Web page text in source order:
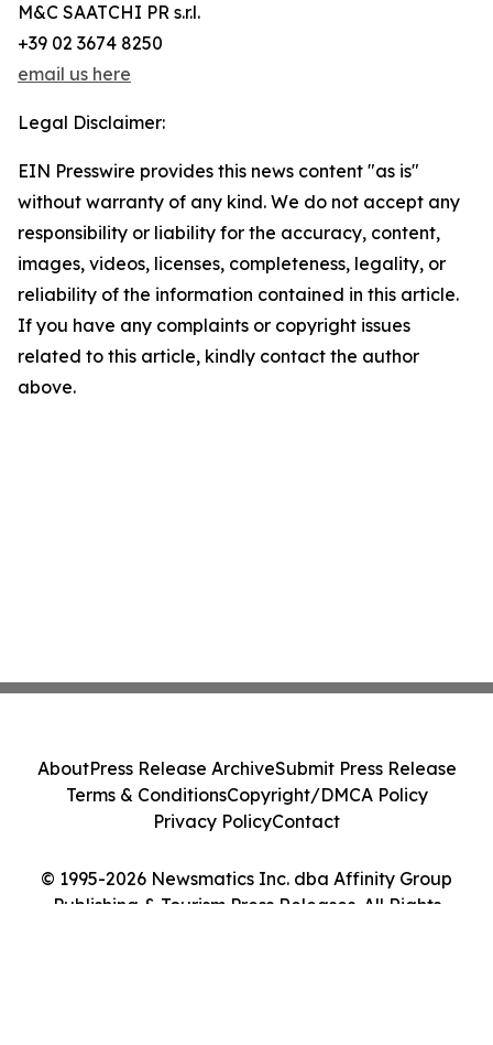
M&C SAATCHI PR s.r.l.
+39 02 3674 8250
email us here
Legal Disclaimer:
EIN Presswire provides this news content "as is"
without warranty of any kind. We do not accept any
responsibility or liability for the accuracy, content,
images, videos, licenses, completeness, legality, or
reliability of the information contained in this article.
If you have any complaints or copyright issues
related to this article, kindly contact the author
above.
© 1995-2026 Newsmatics Inc. dba Affinity Group
Publishing & Tourism Press Releases. All Rights
AboutPress Release ArchiveSubmit Press Release
Terms & ConditionsCopyright/DMCA Policy
Privacy PolicyContact